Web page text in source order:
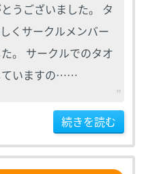
うございました。 タ
くサークルメンバー
。 サークルでのタオ
ていますの……
続きを読む